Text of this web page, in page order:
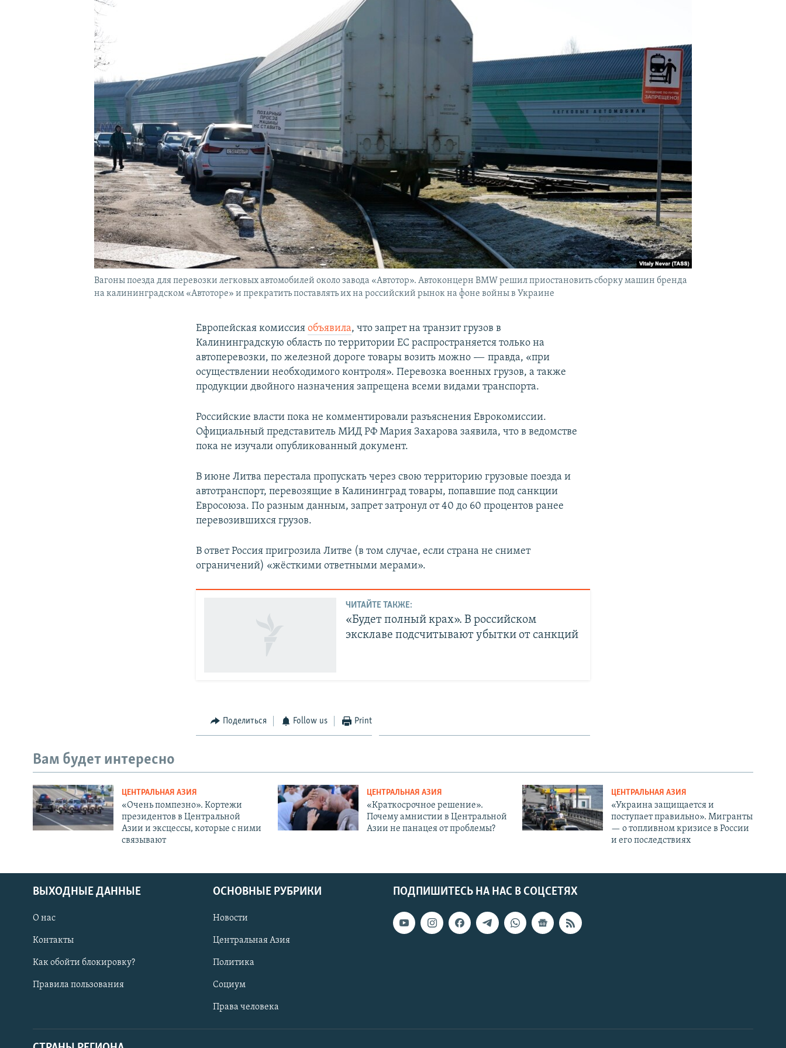
Вагоны поезда для перевозки легковых автомобилей около завода «Автотор». Автоконцерн BMW решил приостановить сборку машин бренда
на калининградском «Автоторе» и прекратить поставлять их на российский рынок на фоне войны в Украине
Европейская комиссияобъявила, что запрет на транзит грузов в
Калининградскую область по территории ЕС распространяется только на
автоперевозки, по железной дороге товары возить можно -— правда, «при
осуществлении необходимого контроля». Перевозка военных грузов, а также
продукции двойного назначения запрещена всеми видами транспорта.
Российские власти пока не комментировали разъяснения Еврокомиссии.
Официальный представитель МИД РФ Мария Захарова заявила, что в ведомстве
пока не изучали опубликованный документ.
В июне Литва перестала пропускать через свою территорию грузовые поезда и
автотранспорт, перевозящие в Калининград товары, попавшие под санкции
Евросоюза. По разным данным, запрет затронул от 40 до 60 процентов ранее
перевозившихся грузов.
В ответ Россия пригрозила Литве (в том случае, если страна не снимет
ограничений) «жёсткими ответными мерами».
ЧИТАЙТЕ ТАКЖЕ:
«Будет полный крах». В российском
эксклаве подсчитывают убытки от санкций
Поделиться Follow us Print
Вам будет интересно
ЦЕНТРАЛЬНАЯ АЗИЯ
«Очень помпезно». Кортежи
президентов в Центральной
Азии и эксцессы, которые с ними
связывают
ЦЕНТРАЛЬНАЯ АЗИЯ
«Краткосрочное решение».
Почему амнистии в Центральной
Азии не панацея от проблемы?
ЦЕНТРАЛЬНАЯ АЗИЯ
«Украина защищается и
поступает правильно». Мигранты
— о топливном кризисе в России
и его последствиях
ПОДПИШИТЕСЬ НА НАС В СОЦСЕТЯХ
ВЫХОДНЫЕ ДАННЫЕ
О нас
Контакты
Как обойти блокировку?
Правила пользования
ОСНОВНЫЕ РУБРИКИ
Новости
Центральная Азия
Политика
Социум
Права человека